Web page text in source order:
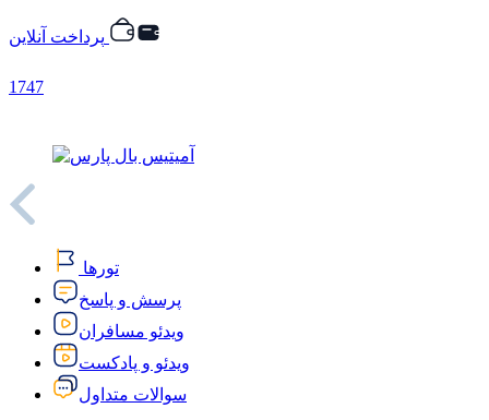
1747
تورها
پرسش و پاسخ
ویدئو مسافران
ویدئو و پادکست
سوالات متداول